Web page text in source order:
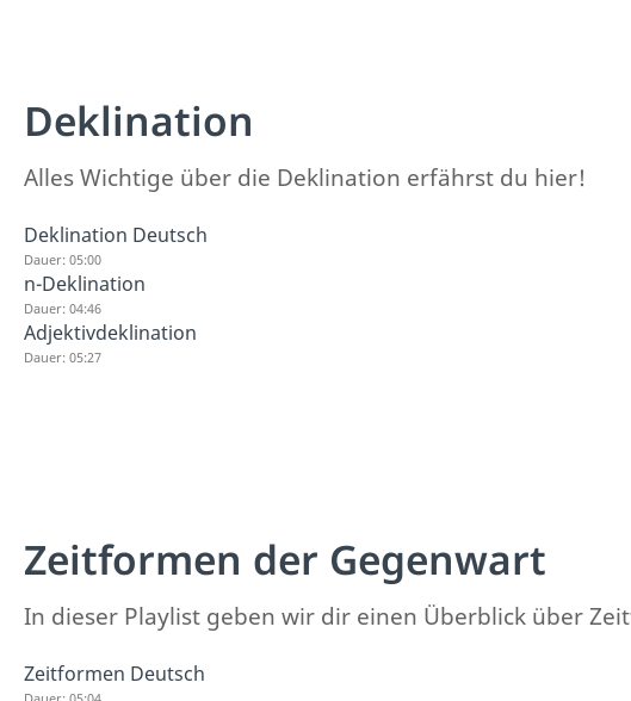
Deklination
Alles Wichtige über die Deklination erfährst du hier!
Deklination Deutsch
Dauer: 05:00
n-Deklination
Dauer: 04:46
Adjektivdeklination
Dauer: 05:27
Zeitformen der Gegenwart
In dieser Playlist geben wir dir einen Überblick über
Zeitformen Deutsch
Dauer: 05:04